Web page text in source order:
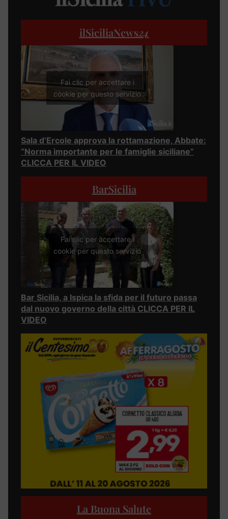
ilSiciliaNews24
Fai clic per accettare i
cookie per questo servizio
Sala d’Ercole approva la rottamazione, Abbate:
“Norma importante per le famiglie siciliane”
CLICCA PER IL VIDEO
BarSicilia
Fai clic per accettare i
cookie per questo servizio
Bar Sicilia, a Ispica la sfida per il futuro passa
dal nuovo governo della città CLICCA PER IL
VIDEO
La Buona Salute